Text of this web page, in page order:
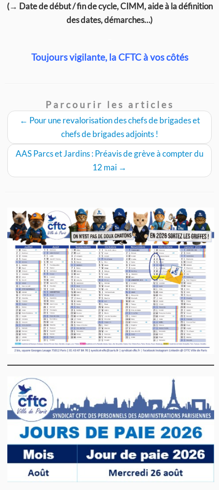
(→ Date de début / fin de cycle, CIMM, aide à la définition
des dates, démarches…)
Toujours vigilante, la CFTC à vos côtés
Parcourir les articles
← Pour une revalorisation des chefs de brigades et
chefs de brigades adjoints !
AAS Parcs et Jardins : Préavis de grève à compter du
12 mai →